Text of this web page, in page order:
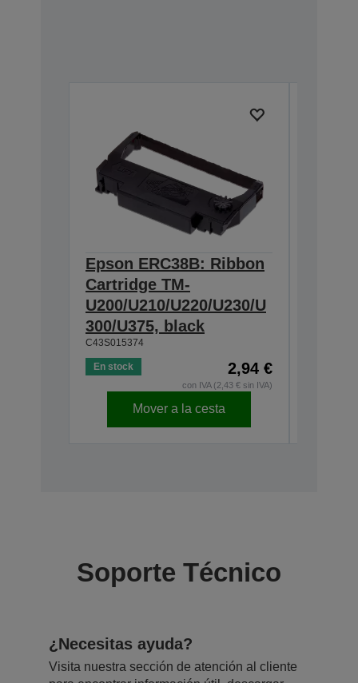
Epson ERC38B: Ribbon
Cartridge TM-
U200/U210/U220/U230/U
300/U375, black
C43S015374
En stock 2,94 €
con IVA (2,43 € sin IVA)
Mover a la cesta
Soporte Técnico
¿Necesitas ayuda?
Visita nuestra sección de atención al cliente